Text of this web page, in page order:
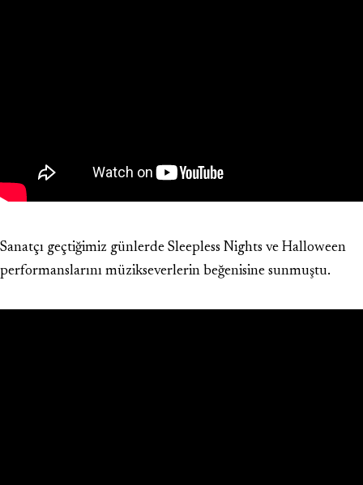
Sanatçı geçtiğimiz günlerde Sleepless Nights ve Halloween
performanslarını müzikseverlerin beğenisine sunmuştu.